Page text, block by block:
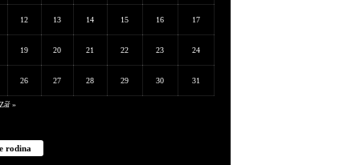
12 13 14 15 16 17
19 20 21 22 23 24
26 27 28 29 30 31
Zář »
rodina